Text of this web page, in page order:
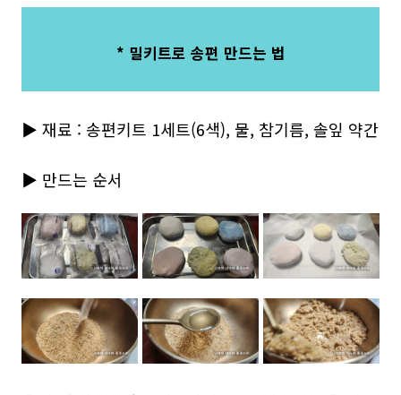
* 밀키트로 송편 만드는 법
▶ 재료 : 송편키트 1세트(6색), 물, 참기름, 솔잎 약간
▶ 만드는 순서